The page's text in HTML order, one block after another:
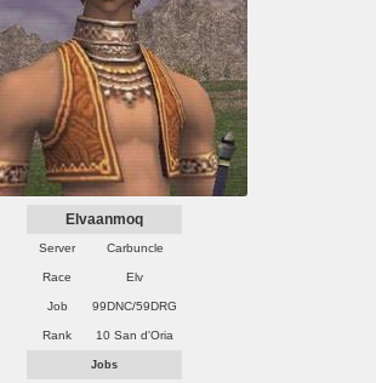
Elvaanmoq
Server Carbuncle
Race Elv
Job 99DNC/59DRG
Rank 10 San d'Oria
Jobs